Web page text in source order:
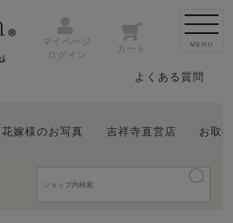
マイページ
ログイン
カート
よくある質問
花嫁様のお写真 吉祥寺直営店 お取
MENU